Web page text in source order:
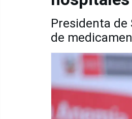
Presidenta
de